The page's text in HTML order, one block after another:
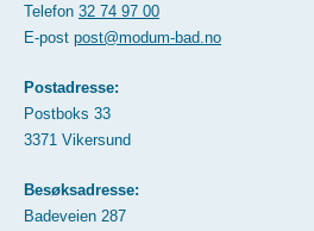
Telefon 32 74 97 00
E-post post@modum-bad.no
Postadresse:
Postboks 33
3371 Vikersund
Besøksadresse:
Badeveien 287